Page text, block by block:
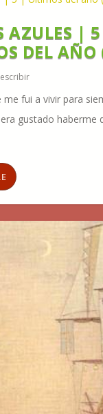
AZULES |
DEL
escribir
me fui a vivir para
gustado haberme